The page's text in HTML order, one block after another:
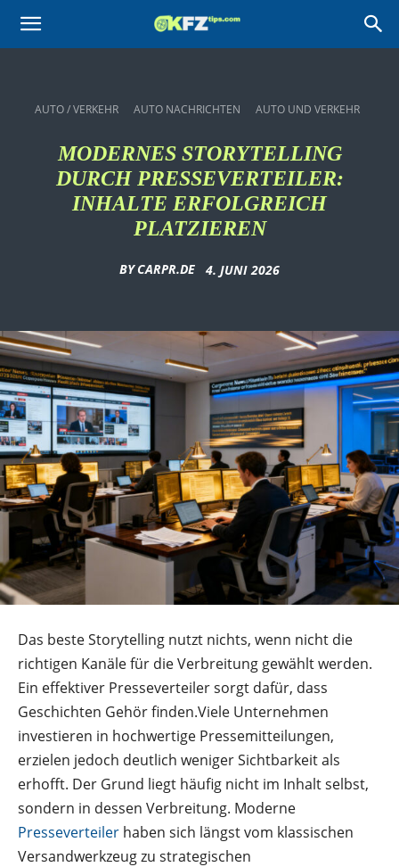
KFZtips.com
AUTO / VERKEHR AUTO NACHRICHTEN AUTO UND VERKEHR
MODERNES STORYTELLING
DURCH PRESSEVERTEILER:
INHALTE ERFOLGREICH
PLATZIEREN
BY CARPR.DE 4. JUNI 2026
Das beste Storytelling nutzt nichts, wenn nicht die
richtigen Kanäle für die Verbreitung gewählt werden.
Ein effektiver Presseverteiler sorgt dafür, dass
Geschichten Gehör finden.Viele Unternehmen
investieren in hochwertige Pressemitteilungen,
erzielen jedoch deutlich weniger Sichtbarkeit als
erhofft. Der Grund liegt häufig nicht im Inhalt selbst,
sondern in dessen Verbreitung. Moderne
Presseverteiler haben sich längst vom klassischen
Versandwerkzeug zu strategischen